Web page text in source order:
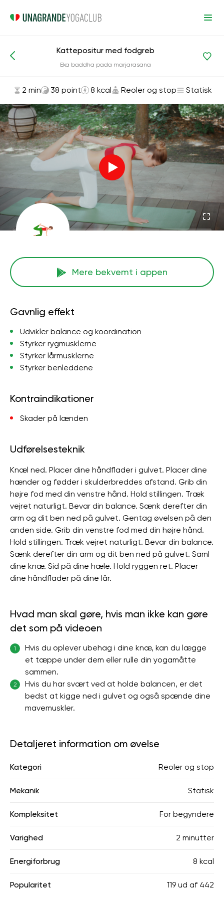
Asanas og øvelser Reoler og stop
Kattepositur med fodgreb
Eka baddha pada marjarasana
2 min 38 point 8 kcal Reoler og stop Statisk
Mere bekvemt i appen
Gavnlig effekt
Udvikler balance og koordination
Styrker rygmusklerne
Styrker lårmusklerne
Styrker benleddene
Kontraindikationer
Skader på lænden
Udførelsesteknik
Knæl ned. Placer dine håndflader i gulvet. Placer dine
hænder og fødder i skulderbreddes afstand. Grib din
højre fod med din venstre hånd. Hold stillingen. Træk
vejret naturligt. Bevar din balance. Sænk derefter din
arm og dit ben ned på gulvet. Gentag øvelsen på den
anden side. Grib din venstre fod med din højre hånd.
Hold stillingen. Træk vejret naturligt. Bevar din balance.
Sænk derefter din arm og dit ben ned på gulvet. Saml
dine knæ. Sid på dine hæle. Hold ryggen ret. Placer
dine håndflader på dine lår.
Hvad man skal gøre, hvis man ikke kan gøre
det som på videoen
1
Hvis du oplever ubehag i dine knæ, kan du lægge
et tæppe under dem eller rulle din yogamåtte
sammen.
2
Hvis du har svært ved at holde balancen, er det
bedst at kigge ned i gulvet og også spænde dine
mavemuskler.
Detaljeret information om øvelse
Kategori Reoler og stop
Mekanik Statisk
Kompleksitet For begyndere
Varighed 2 minutter
Energiforbrug 8 kcal
Popularitet 119 ud af 442